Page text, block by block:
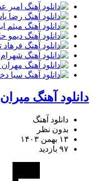
دانلود آهنگ
دانلود آهنگ
بدون نظر
۱۳ بهمن ۱۴۰۳
۹۷ بازدید